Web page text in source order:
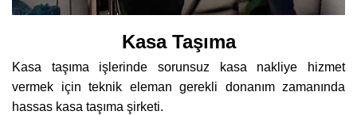
Kasa Taşıma
Kasa taşıma işlerinde sorunsuz kasa nakliye hizmet
vermek için teknik eleman gerekli donanım zamanında
hassas kasa taşıma şirketi.